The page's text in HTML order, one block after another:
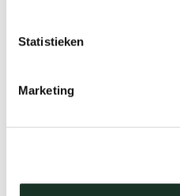
Statistieken
Marketing
Product
Designer